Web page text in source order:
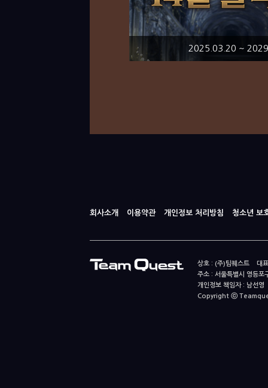
2025.03.20 ~
회사소개 이용약관 개인정보 처리방침 청소년 보
상호 : (주)팀퀘스트 대
주소 : 서울특별시 영등
개인정보 책임자 : 남
Copyright ⓒ